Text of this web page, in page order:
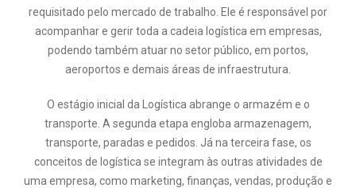
requisitado pelo mercado de trabalho. Ele é responsável por
acompanhar e gerir toda a cadeia logística em empresas,
podendo também atuar no setor público, em portos,
aeroportos e demais áreas de infraestrutura.
O estágio inicial da Logística abrange o armazém e o
transporte. A segunda etapa engloba armazenagem,
transporte, paradas e pedidos. Já na terceira fase, os
conceitos de logística se integram às outras atividades de
uma empresa, como marketing, finanças, vendas, produção e